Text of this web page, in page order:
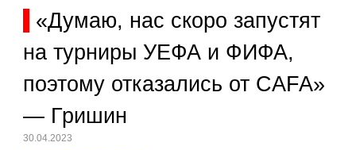
«Думаю, нас скоро запустят
на турниры УЕФА и ФИФА,
поэтому отказались от CAFA»
— Гришин
30.04.2023